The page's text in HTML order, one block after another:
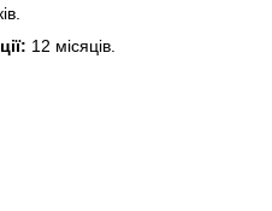
12 місяців.